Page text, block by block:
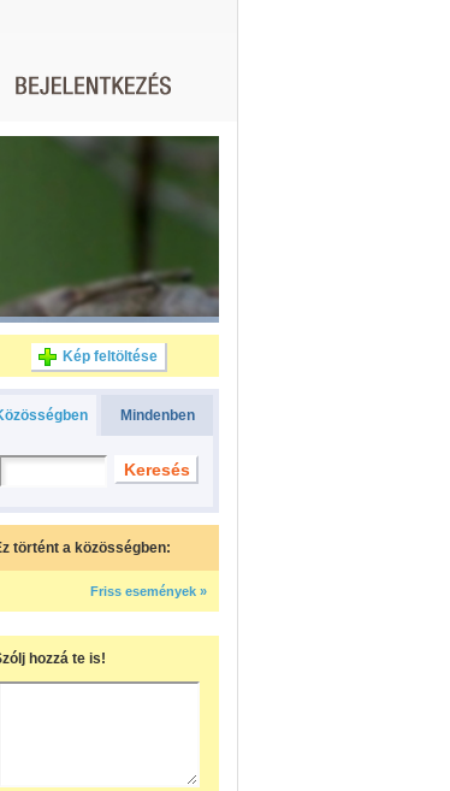
Kép feltöltése
Mindenben
történt a közösségben:
Friss események »
hozzá te is!